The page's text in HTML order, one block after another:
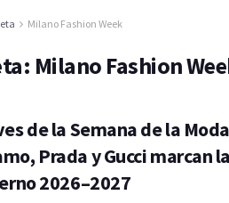
Milano Fashion Week
Milano Fashion
de la Semana de la
Prada y Gucci marcan
2026–2027